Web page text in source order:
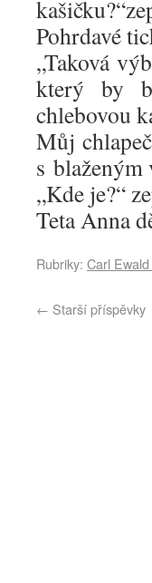
Pohrdavé
„Taková
který by
chlebovou
Můj
s blaženým
„Kde je?“
Teta Anna
Rubriky: Carl
← Starší příspěvky